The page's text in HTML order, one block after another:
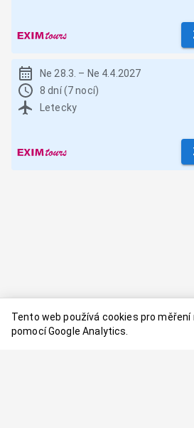
Ne 28.3. – Ne 4.4.2027
8 dní (7 nocí)
Letecky
Tento web používá cookies pro
pomocí Google Analytics.